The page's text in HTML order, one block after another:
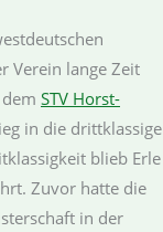
Verein lange Zeit
STV Horst-
in die drittklassige
blieb Erle
Zuvor hatte die
in der